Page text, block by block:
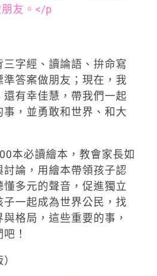
友。</p
字經、讀論語、拚命寫
答案做朋友；現在，我
有幸佳慧，帶我們一起
，並勇敢和世界、和大
本必讀繪本，教會家長如
論，用繪本帶領孩子認
多元的聲音，促進獨立
子一起成為世界公民，找
格局，這些重要的事，
！